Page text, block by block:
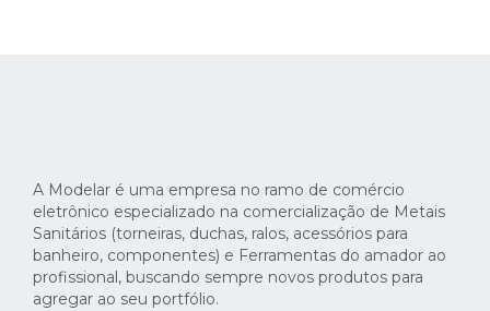
A Modelar é uma empresa no ramo de comércio
eletrônico especializado na comercialização de Metais
Sanitários (torneiras, duchas, ralos, acessórios para
banheiro, componentes) e Ferramentas do amador ao
profissional, buscando sempre novos produtos para
agregar ao seu portfólio.